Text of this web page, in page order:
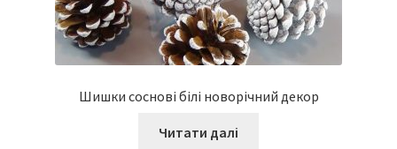
Шишки соснові білі новорічний декор
Читати далі